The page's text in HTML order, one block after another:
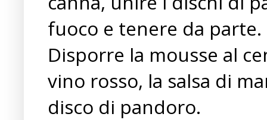
fuoco e tenere da parte.
Disporre la mousse al
vino rosso, la salsa di
disco di pandoro.